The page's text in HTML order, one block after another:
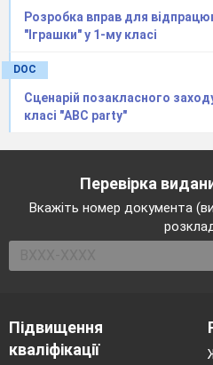
Розробка вправ для
"Іграшки" у 1-му класі
DOC
Сценарій позакласного
класі "ABC party"
Перевірка
Вкажіть номер документа
Підвищення
кваліфікації